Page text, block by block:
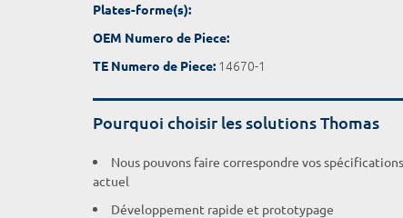
Plates-forme(s):
OEM Numero de Piece:
TE Numero de Piece: 14670-1
Pourquoi choisir les solutions Thomas
Nous pouvons faire correspondre vos
actuel
Développement rapide et prototypage